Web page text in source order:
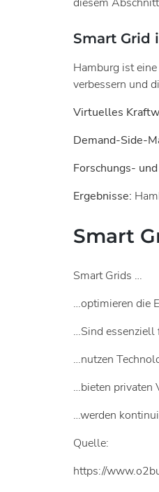
Smart Grid
Hamburg ist
verbessern und
Virtuelles
Demand-Side-
Forschungs-
Ergebnisse:
Smart
Smart Grids …
…optimieren die
…Sind essenziell
…nutzen
…bieten privaten
…werden
Quelle:
https://